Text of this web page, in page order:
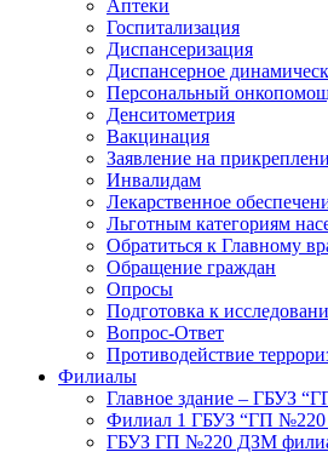
Аптеки
Госпитализация
Диспансеризация
Диспансерное
Персональный
Денситометрия
Вакцинация
Заявление на
Инвалидам
Лекарственное
Льготным категориям
Обратиться к Главному
Обращение граждан
Опросы
Подготовка к
Вопрос-Ответ
Противодействие
Филиалы
Главное здание – ГБУЗ
Филиал 1 ГБУЗ “ГП
ГБУЗ ГП №220 ДЗМ